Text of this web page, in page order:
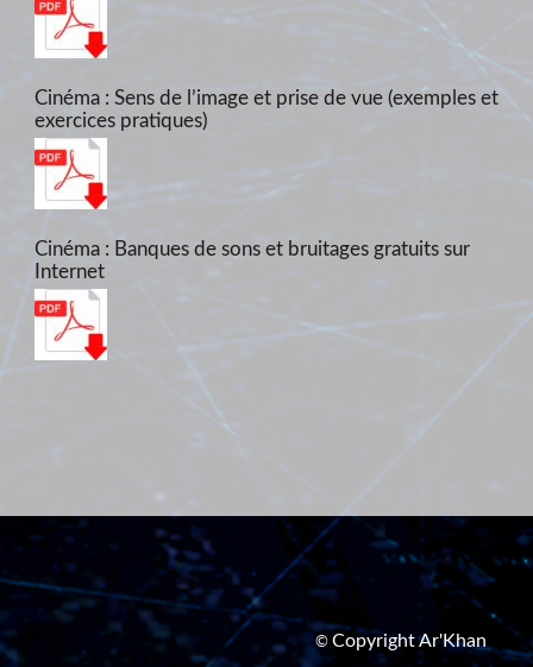
Cinéma : Sens de l’image et prise de vue (exemples et
exercices pratiques)
Cinéma : Banques de sons et bruitages gratuits sur
Internet
© Copyright Ar'Khan